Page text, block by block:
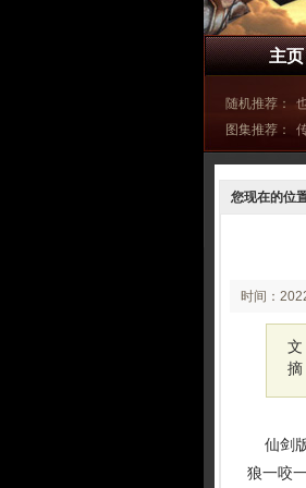
主页
随机推荐：
图集推荐：
您现在的位
时间：
02:08
文
摘
仙剑版
狼一咬